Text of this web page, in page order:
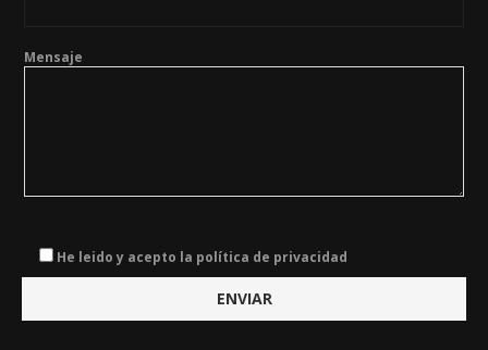
Mensaje
He leido y acepto la política de privacidad